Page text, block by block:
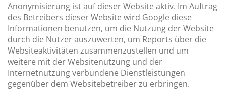
Anonymisierung ist auf dieser Website aktiv. Im Auftrag
des Betreibers dieser Website wird Google diese
Informationen benutzen, um die Nutzung der Website
durch die Nutzer auszuwerten, um Reports über die
Websiteaktivitäten zusammenzustellen und um
weitere mit der Websitenutzung und der
Internetnutzung verbundene Dienstleistungen
gegenüber dem Websitebetreiber zu erbringen.